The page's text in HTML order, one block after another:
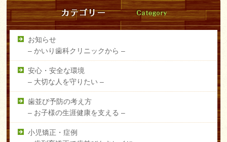
お知らせ
–かいり歯科クリニックから –
安心・安全な環境
– 大切な人を守りたい –
歯並び予防の考え方
– お子様の生涯健康を支える –
小児矯正・症例